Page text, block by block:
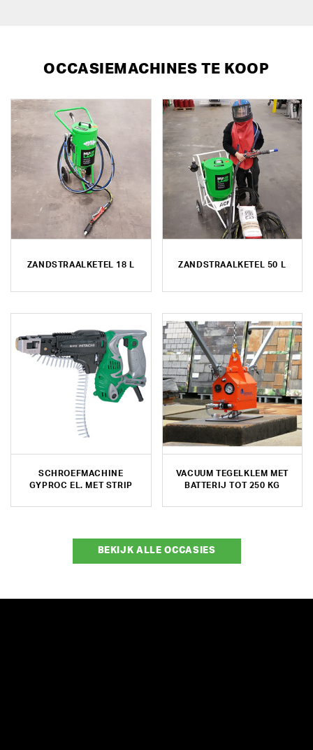
OCCASIEMACHINES TE KOOP
ZANDSTRAALKETEL 18 L ZANDSTRAALKETEL 50 L
SCHROEFMACHINE
GYPROC EL. MET STRIP
VACUUM TEGELKLEM MET
BATTERIJ TOT 250 KG
BEKIJK ALLE OCCASIES